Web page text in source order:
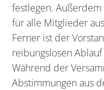
festlegen.
für alle Mitglieder
Ferner ist der
reibungslosen
Während der
Abstimmungen aus